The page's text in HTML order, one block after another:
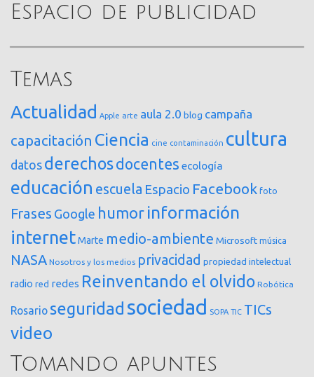
Espacio de publicidad
Temas
Actualidad Apple arte aula 2.0 blog campaña
capacitación Ciencia cine contaminación cultura
datos derechosdocentes ecología
educación escuela Espacio Facebook foto
Frases Google humor información
internetMarte medio-ambiente Microsoft música
NASA Nosotros y los medios privacidad propiedad intelectual
radio red redes Reinventando el olvido Robótica
Rosario seguridad sociedad SOPA TIC TICs
video
Tomando apuntes